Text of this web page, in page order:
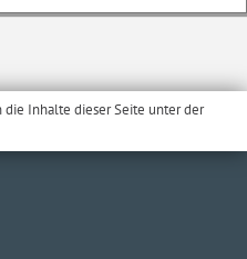
die Inhalte dieser Seite unter der